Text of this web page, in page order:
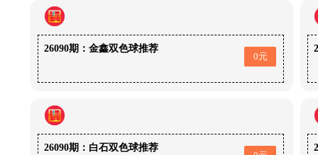
26090期：金鑫双色球推荐
0元
26090期：白石双色球推荐